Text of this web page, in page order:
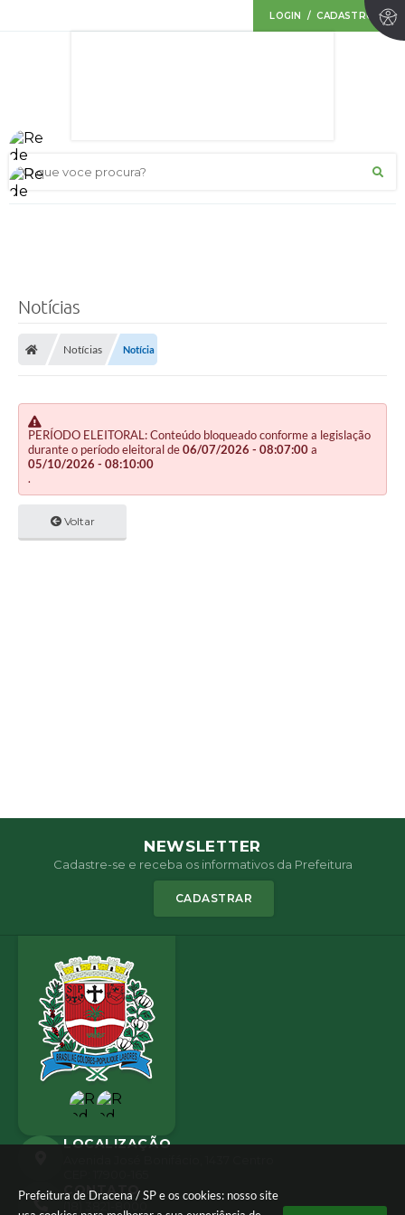
Prefeitura de Dracena / SP e os cookies: nosso site
LOGIN / CADASTRO
O que voce procura?
Notícias
Notícias Notícia
PERÍODO ELEITORAL: Conteúdo bloqueado conforme a legislação
durante o período eleitoral de06/07/2026 - 08:07:00a
05/10/2026 - 08:10:00
.
Voltar
NEWSLETTER
Cadastre-se e receba os informativos da Prefeitura
CADASTRAR
LOCALIZAÇÃO
CONTATO